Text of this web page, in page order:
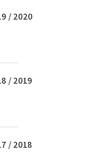
/ 2020
/ 2019
/ 2018